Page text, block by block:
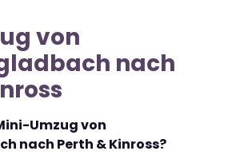
von
nach
Umzug von
nach Perth & Kinross?